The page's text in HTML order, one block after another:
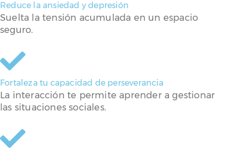
Reduce la ansiedad y depresión
Suelta la tensión acumulada en un espacio
seguro.
Fortaleza tu capacidad de perseverancia
La interacción te permite aprender a gestionar
las situaciones sociales.